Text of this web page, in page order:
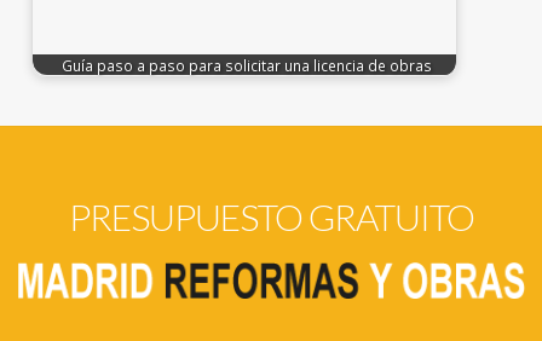
Guía paso a paso para solicitar una licencia de obras
PRESUPUESTO GRATUITO